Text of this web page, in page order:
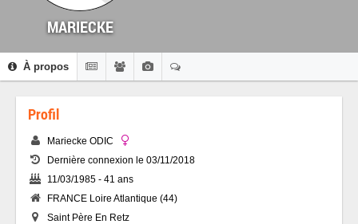
MARIECKE
À propos
Profil
Mariecke ODIC
Dernière connexion le 03/11/2018
11/03/1985 - 41 ans
FRANCE Loire Atlantique (44)
Saint Père En Retz